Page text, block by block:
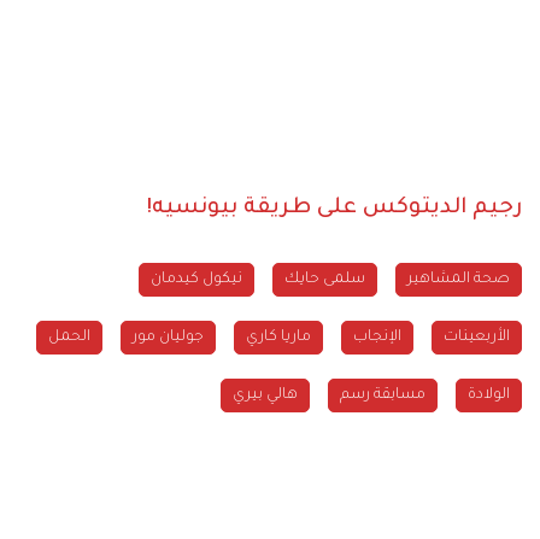
رجيم الديتوكس على طريقة بيونسيه!
صحة المشاهير سلمى حايك نيكول كيدمان
الأربعينات الإنجاب ماريا كاري جوليان مور الحمل
الولادة مسابقة رسم هالي بيري